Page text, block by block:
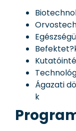
Ágazati
k